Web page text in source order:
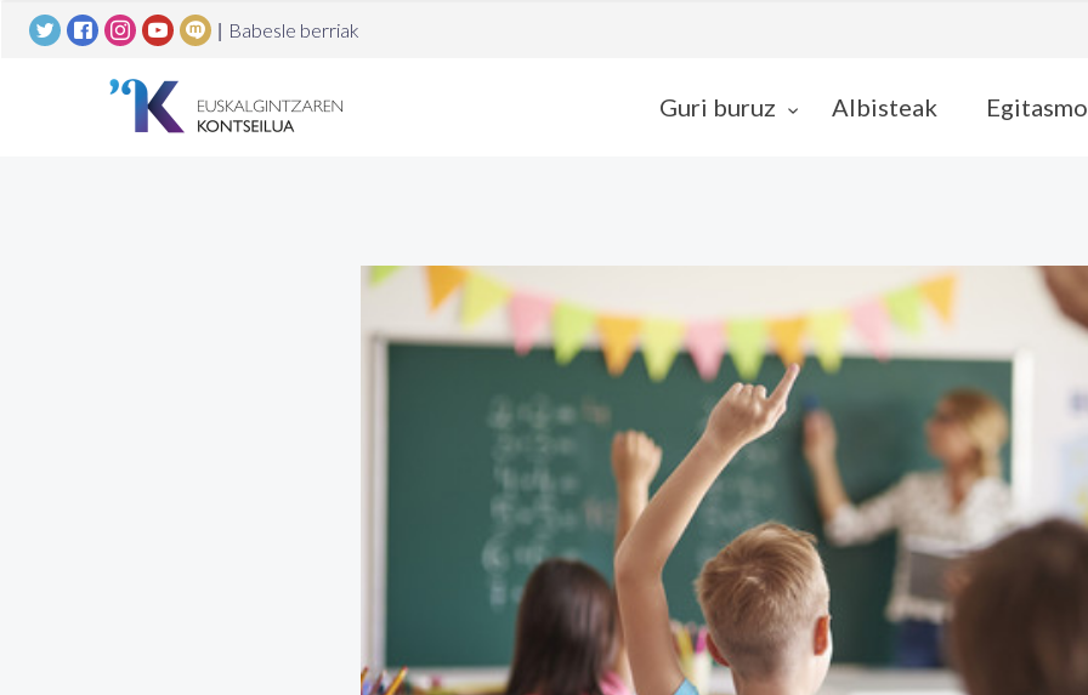
| Babesle berriak
Guri buruz Albisteak